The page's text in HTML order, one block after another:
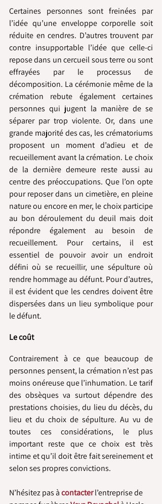
Certaines personnes sont freinées par
l’idée qu’une enveloppe corporelle soit
réduite en cendres. D’autres trouvent par
contre insupportable l’idée que celle-ci
repose dans un cercueil sous terre ou sont
effrayées par le processus de
décomposition. La cérémonie même de la
crémation rebute également certaines
personnes qui jugent la manière de se
séparer par trop violente. Or, dans une
grande majorité des cas, les crématoriums
proposent un moment d’adieu et de
recueillement avant la crémation. Le choix
de la dernière demeure reste aussi au
centre des préoccupations. Que l’on opte
pour reposer dans un cimetière, en pleine
nature ou encore en mer, le choix participe
au bon déroulement du deuil mais doit
répondre également au besoin de
recueillement. Pour certains, il est
essentiel de pouvoir avoir un endroit
défini où se recueillir, une sépulture où
rendre hommage au défunt. Pour d’autres,
il est évident que les cendres doivent être
dispersées dans un lieu symbolique pour
le défunt.
Le coût
Contrairement à ce que beaucoup de
personnes pensent, la crémation n’est pas
moins onéreuse que l’inhumation. Le tarif
des obsèques va surtout dépendre des
prestations choisies, du lieu du décès, du
lieu et du choix de sépulture. Au vu de
toutes ces considérations, le plus
important reste que ce choix est très
intime et qu’il doit être fait sereinement et
selon ses propres convictions.
N’hésitez pas à contacter l’entreprise de